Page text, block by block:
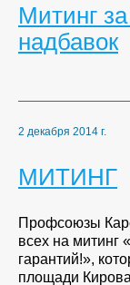
Митинг
надбавок
2 декабря 2014 г.
МИТИНГ
Профсоюзы
всех на митинг
гарантий!»,
площади